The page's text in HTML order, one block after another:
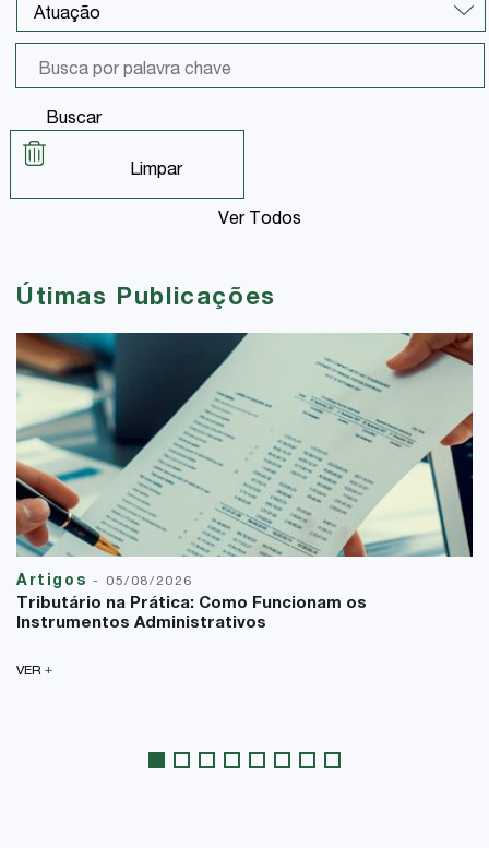
Buscar
Limpar
Ver Todos
Útimas Publicações
Artigos - 05/08/2026
Tributário na Prática: Como Funcionam os
Instrumentos Administrativos
VER +